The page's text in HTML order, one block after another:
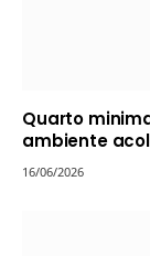
Quarto
ambiente
16/06/2026